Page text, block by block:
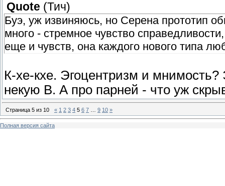
Quote (Тич)
Буэ, уж извиняюсь, но Серена прототип
много - стремное чувство
еще и чувств, она каждого нового типа
К-хе-кхе. Эгоцентризм и
некую B. А про парней - что уж
Страница 5 из 10 « 1 2 3 4 5 6 7 9 10 »
Полная версия сайта